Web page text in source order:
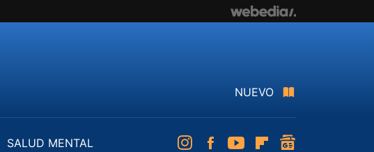
NUEVO
SALUD MENTAL
InstagramFacebookYoutubeFlipboard